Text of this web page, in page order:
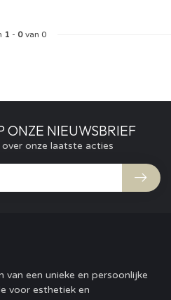
1 - 0van 0
ONZE NIEUWSBRIEF
onze laatste acties
een unieke en persoonlijke
voor esthetiek en